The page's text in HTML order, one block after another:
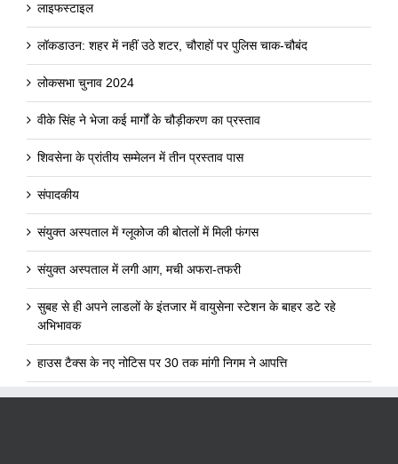
लाइफस्टाइल
लॉकडाउन: शहर में नहीं उठे शटर, चौराहों पर पुलिस चाक-चौबंद
लोकसभा चुनाव 2024
वीके सिंह ने भेजा कई मार्गों के चौड़ीकरण का प्रस्ताव
शिवसेना के प्रांतीय सम्मेलन में तीन प्रस्ताव पास
संपादकीय
संयुक्त अस्पताल में ग्लूकोज की बोतलों में मिली फंगस
संयुक्त अस्पताल में लगी आग, मची अफरा-तफरी
सुबह से ही अपने लाडलों के इंतजार में वायुसेना स्टेशन के बाहर डटे रहे
अभिभावक
हाउस टैक्स के नए नोटिस पर 30 तक मांगी निगम ने आपत्ति